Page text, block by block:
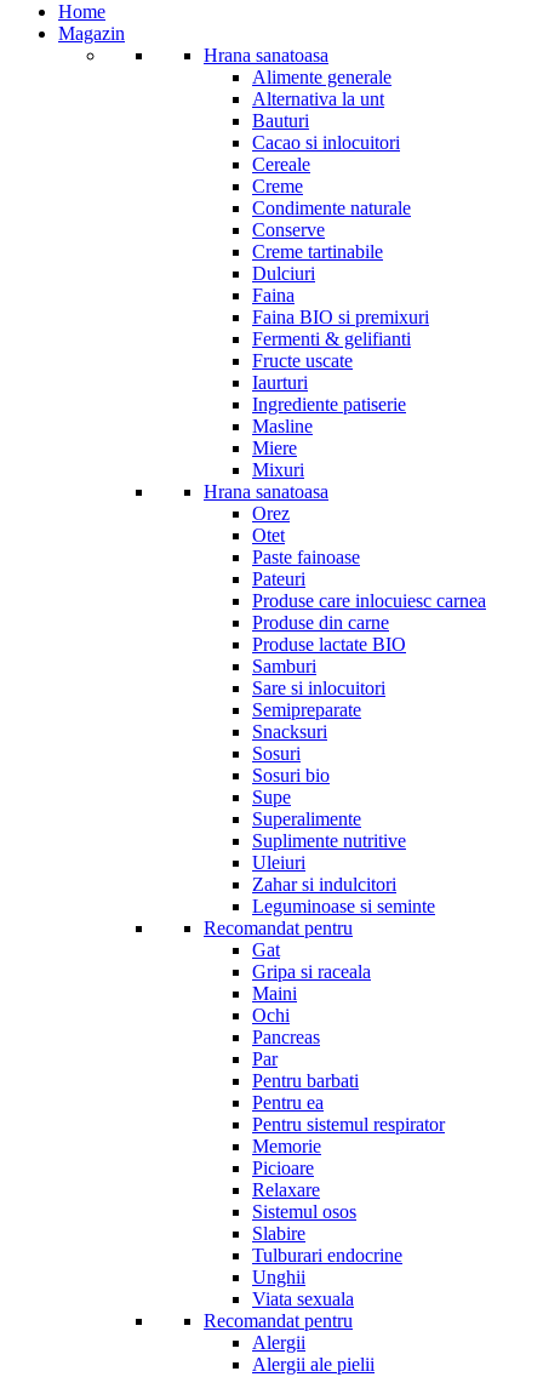
Home
Magazin
Hrana sanatoasa
Alimente generale
Alternativa la unt
Bauturi
Cacao si inlocuitori
Cereale
Creme
Condimente naturale
Conserve
Creme tartinabile
Dulciuri
Faina
Faina BIO si premixuri
Fermenti & gelifianti
Fructe uscate
Iaurturi
Ingrediente patiserie
Masline
Miere
Mixuri
Hrana sanatoasa
Orez
Otet
Paste fainoase
Pateuri
Produse care inlocuiesc carnea
Produse din carne
Produse lactate BIO
Samburi
Sare si inlocuitori
Semipreparate
Snacksuri
Sosuri
Sosuri bio
Supe
Superalimente
Suplimente nutritive
Uleiuri
Zahar si indulcitori
Leguminoase si seminte
Recomandat pentru
Gat
Gripa si raceala
Maini
Ochi
Pancreas
Par
Pentru barbati
Pentru ea
Pentru sistemul respirator
Memorie
Picioare
Relaxare
Sistemul osos
Slabire
Tulburari endocrine
Unghii
Viata sexuala
Recomandat pentru
Alergii
Alergii ale pielii